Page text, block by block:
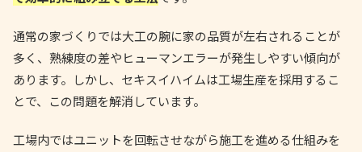
通常の家づくりでは大工の腕に家の品質が左右されることが
多く、熟練度の差やヒューマンエラーが発生しやすい傾向が
あります。しかし、セキスイハイムは工場生産を採用するこ
とで、この問題を解消しています。
工場内ではユニットを回転させながら施工を進める仕組みを